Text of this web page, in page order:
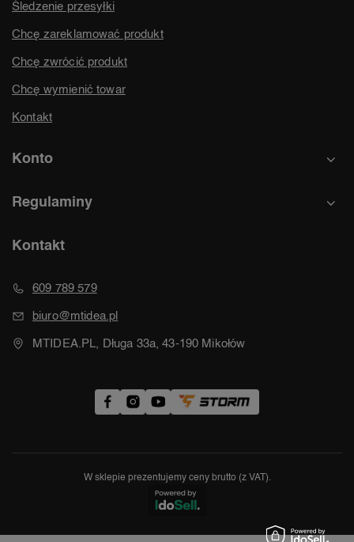
Śledzenie przesyłki
Chcę zareklamować produkt
Chcę zwrócić produkt
Chcę wymienić towar
Kontakt
Konto
Regulaminy
Kontakt
609 789 579
biuro@mtidea.pl
MTIDEA.PL, Długa 33a, 43-190 Mikołów
W sklepie prezentujemy ceny brutto (z VAT).